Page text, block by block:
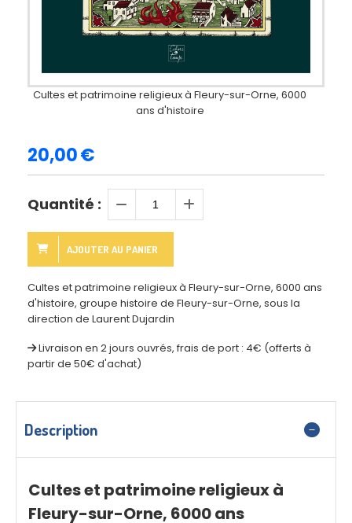
Cultes et patrimoine religieux à Fleury-sur-Orne, 6000
ans d'histoire
20,00€
Quantité :
AJOUTER AU PANIER
Cultes et patrimoine religieux à Fleury-sur-Orne, 6000 ans
d'histoire, groupe histoire de Fleury-sur-Orne, sous la
direction de Laurent Dujardin
Livraison en 2 jours ouvrés, frais de port : 4€ (offerts à
partir de 50€ d'achat)
Description
Cultes et patrimoine religieux à
Fleury-sur-Orne, 6000 ans